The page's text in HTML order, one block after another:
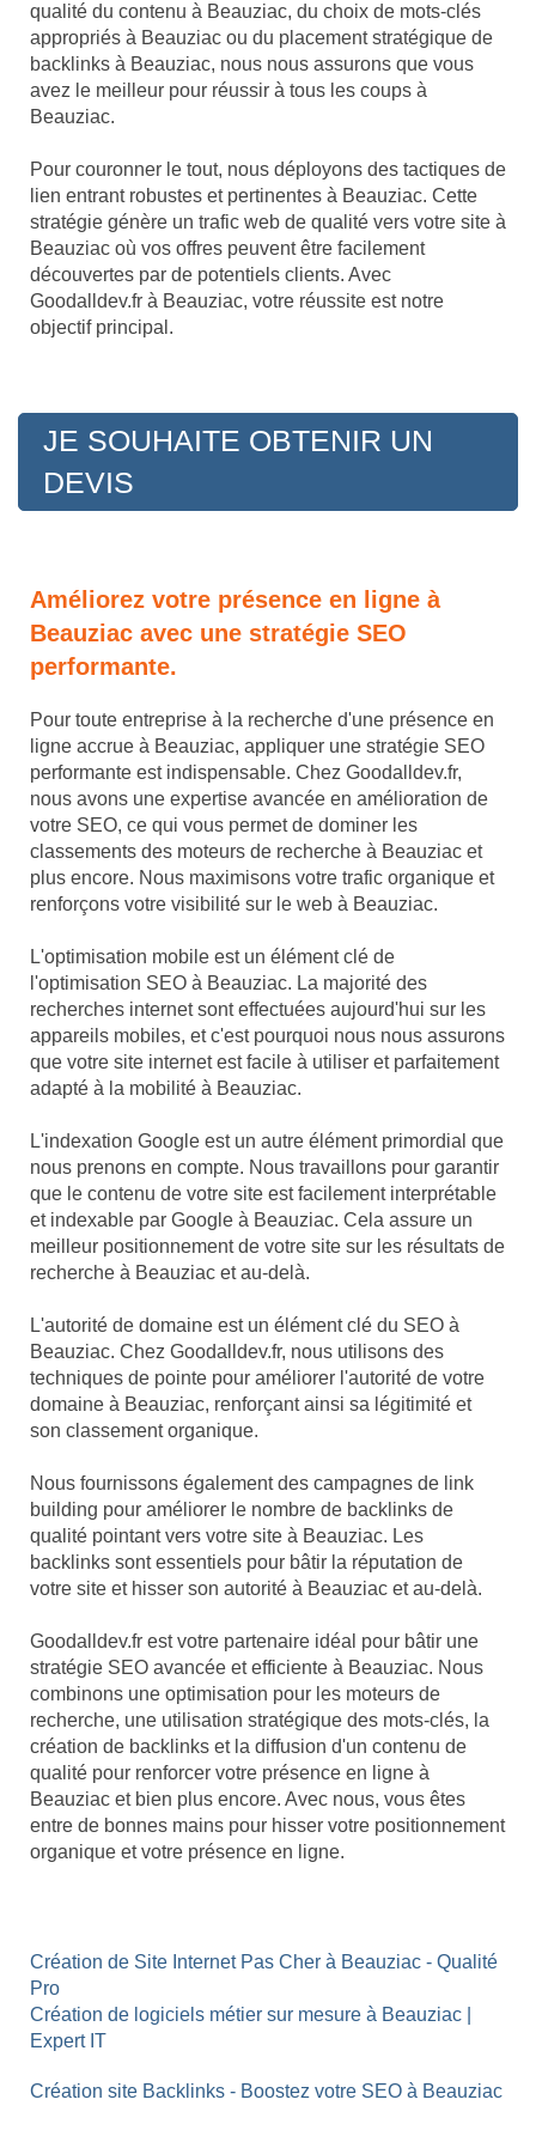
qualité du contenu à Beauziac, du choix de mots-clés
appropriés à Beauziac ou du placement stratégique de
backlinks à Beauziac, nous nous assurons que vous
avez le meilleur pour réussir à tous les coups à
Beauziac.
Pour couronner le tout, nous déployons des tactiques de
lien entrant robustes et pertinentes à Beauziac. Cette
stratégie génère un trafic web de qualité vers votre site à
Beauziac où vos offres peuvent être facilement
découvertes par de potentiels clients. Avec
Goodalldev.fr à Beauziac, votre réussite est notre
objectif principal.
JE SOUHAITE OBTENIR UN
DEVIS
Améliorez votre présence en ligne à
Beauziac avec une stratégie SEO
performante.
Pour toute entreprise à la recherche d'une présence en
ligne accrue à Beauziac, appliquer une stratégie SEO
performante est indispensable. Chez Goodalldev.fr,
nous avons une expertise avancée en amélioration de
votre SEO, ce qui vous permet de dominer les
classements des moteurs de recherche à Beauziac et
plus encore. Nous maximisons votre trafic organique et
renforçons votre visibilité sur le web à Beauziac.
L'optimisation mobile est un élément clé de
l'optimisation SEO à Beauziac. La majorité des
recherches internet sont effectuées aujourd'hui sur les
appareils mobiles, et c'est pourquoi nous nous assurons
que votre site internet est facile à utiliser et parfaitement
adapté à la mobilité à Beauziac.
L'indexation Google est un autre élément primordial que
nous prenons en compte. Nous travaillons pour garantir
que le contenu de votre site est facilement interprétable
et indexable par Google à Beauziac. Cela assure un
meilleur positionnement de votre site sur les résultats de
recherche à Beauziac et au-delà.
L'autorité de domaine est un élément clé du SEO à
Beauziac. Chez Goodalldev.fr, nous utilisons des
techniques de pointe pour améliorer l'autorité de votre
domaine à Beauziac, renforçant ainsi sa légitimité et
son classement organique.
Nous fournissons également des campagnes de link
building pour améliorer le nombre de backlinks de
qualité pointant vers votre site à Beauziac. Les
backlinks sont essentiels pour bâtir la réputation de
votre site et hisser son autorité à Beauziac et au-delà.
Goodalldev.fr est votre partenaire idéal pour bâtir une
stratégie SEO avancée et efficiente à Beauziac. Nous
combinons une optimisation pour les moteurs de
recherche, une utilisation stratégique des mots-clés, la
création de backlinks et la diffusion d'un contenu de
qualité pour renforcer votre présence en ligne à
Beauziac et bien plus encore. Avec nous, vous êtes
entre de bonnes mains pour hisser votre positionnement
organique et votre présence en ligne.
Création de Site Internet Pas Cher à Beauziac - Qualité
Pro
Création de logiciels métier sur mesure à Beauziac |
Expert IT
Création site Backlinks - Boostez votre SEO à Beauziac